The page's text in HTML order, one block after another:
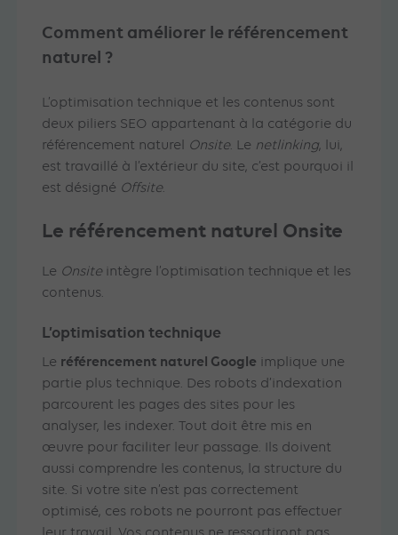
Comment améliorer le référencement
naturel ?
L’optimisation technique et les contenus sont
deux piliers SEO appartenant à la catégorie du
référencement naturel Onsite. Le netlinking, lui,
est travaillé à l’extérieur du site, c’est pourquoi il
est désigné Offsite.
Le référencement naturel Onsite
Le Onsiteintègre l’optimisation technique et les
contenus.
L’optimisation technique
Le référencement naturel Google implique une
partie plus technique. Des robots d’indexation
parcourent les pages des sites pour les
analyser, les indexer. Tout doit être mis en
œuvre pour faciliter leur passage. Ils doivent
aussi comprendre les contenus, la structure du
site. Si votre site n’est pas correctement
optimisé, ces robots ne pourront pas effectuer